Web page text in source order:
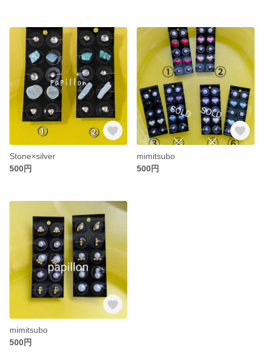
Stone×silver
500円
mimitsubo
500円
mimitsubo
500円